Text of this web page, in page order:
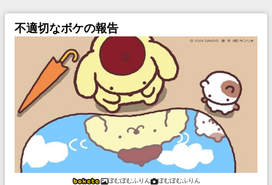
不適切なボケの報告
ぽむぽむふりん ぽむぽむふりん